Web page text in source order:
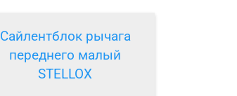
Сайлентблок рычага
переднего малый
STELLOX